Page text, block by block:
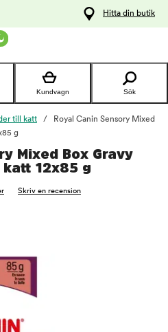
Hitta din butik
Kundvagn Sök
till katt
Royal Canin Sensory Mixed
g
Mixed Box Gravy
12x85 g
Skriv en recension